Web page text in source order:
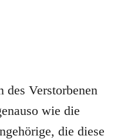
des Verstorbenen
wie die
die diese